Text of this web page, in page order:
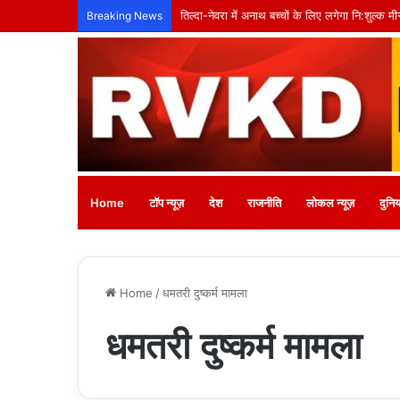
Breaking News तिल्दा-नेवरा में अनाथ बच्चों के लिए लगेगा नि:शुल्क
Home टॉप न्यूज़ देश राजनीति लोकल न्यूज़
Home /धमतरी दुष्कर्म मामला
धमतरी दुष्कर्म मामला